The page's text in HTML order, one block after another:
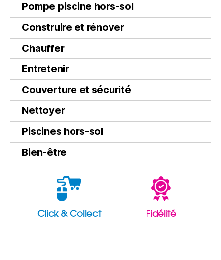
Pompe piscine hors-sol
Construire et rénover
Chauffer
Entretenir
Couverture et sécurité
Nettoyer
Piscines hors-sol
Bien-être
Click & Collect Fidélité